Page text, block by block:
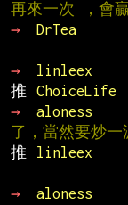
再來一次 ，會
→
DrTea
→
linleex
推
ChoiceLife
→
aloness
了，當然要炒一
推
linleex
→
aloness